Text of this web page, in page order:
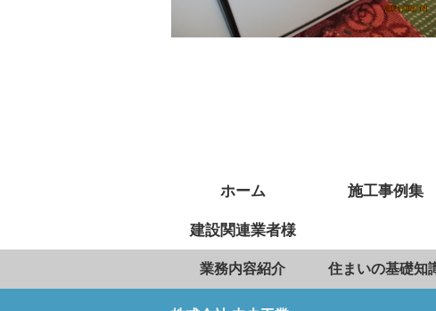
ホーム 施工事例集
建設関連業者様
業務内容紹介 住まいの基礎知